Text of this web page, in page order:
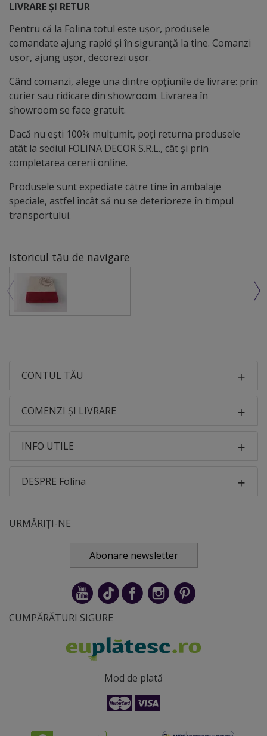
LIVRARE ȘI RETUR
Pentru că la Folina totul este ușor, produsele
comandate ajung rapid și în siguranță la tine. Comanzi
ușor, ajung ușor, decorezi ușor.
Când comanzi, alege una dintre opțiunile de livrare: prin
curier sau ridicare din showroom. Livrarea în
showroom se face gratuit.
Dacă nu ești 100% mulțumit, poți returna produsele
atât la sediul FOLINA DECOR S.R.L., cât și prin
completarea cererii online.
Produsele sunt expediate către tine în ambalaje
speciale, astfel încât să nu se deterioreze în timpul
transportului.
Istoricul tău de navigare
CONTUL TĂU
COMENZI ȘI LIVRARE
INFO UTILE
DESPRE Folina
URMĂRIȚI-NE
Abonare newsletter
CUMPĂRĂTURI SIGURE
Mod de plată